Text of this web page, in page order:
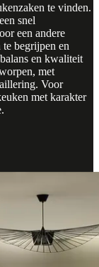
te vinden.
snel
een andere
begrijpen en
en kwaliteit
met
Voor
met karakter
op